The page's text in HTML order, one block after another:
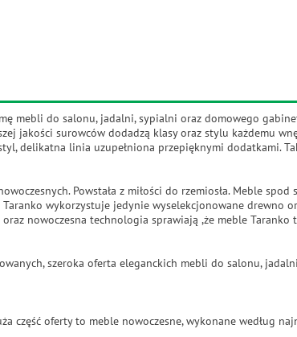
mebli do salonu, jadalni, sypialni oraz domowego
jakości surowców dodadzą klasy oraz stylu każdemu
delikatna linia uzupełniona przepięknymi dodatkami.
Powstała z miłości do rzemiosła. Meble
wykorzystuje jedynie wyselekcjonowane drewno
nowoczesna technologia sprawiają ,że meble Taranko
szeroka oferta eleganckich mebli do salonu,
część oferty to meble nowoczesne, wykonane według